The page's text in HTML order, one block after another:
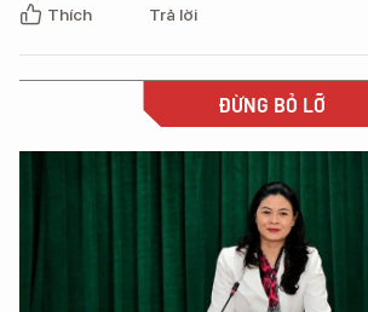
Thích Trả lời
ĐỪNG BỎ LỠ